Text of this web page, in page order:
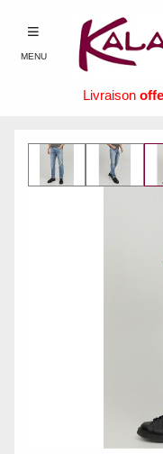
MENU
Livraison